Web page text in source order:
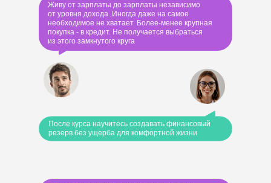
Живу от зарплаты до зарплаты независимо
от уровня дохода. Иногда даже на самое
необходимое не хватает. Более-менее крупная
покупка - в кредит. Не получается выбраться
из этого замкнутого круга
После курса научитесь создавать финансовый
резерв без ущерба для комфортной жизни